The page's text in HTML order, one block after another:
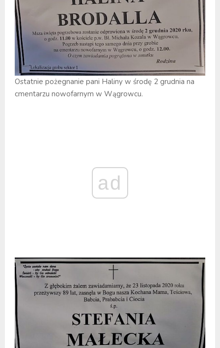
Ostatnie pożegnanie pani Haliny w środę 2 grudnia na
cmentarzu nowofarnym w Wągrowcu.
ad